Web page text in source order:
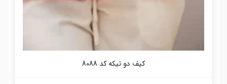
کیف دو تیکه کد 8088